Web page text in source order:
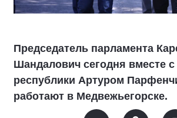
Председатель парламента
Шандалович сегодня вместе с
республики Артуром
работают в Медвежьегорске.